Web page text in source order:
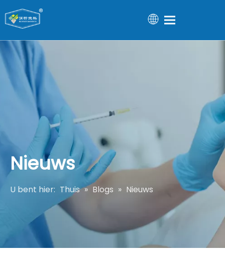
Nieuws
U bent hier: Thuis » Blogs » Nieuws